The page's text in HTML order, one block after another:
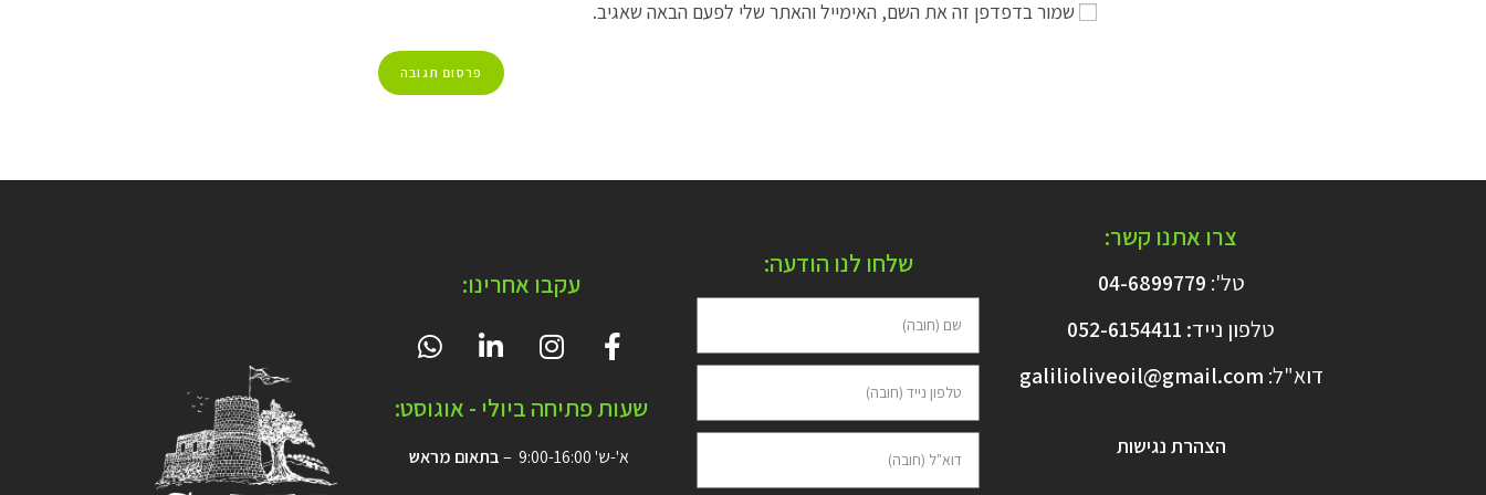
שמור בדפדפן זה את השם, האימייל והאתר שלי לפעם הבאה שאגיב.
צרו אתנו קשר:
טל': 04-6899779
טלפון נייד:
052-6154411
דוא"ל: galilioliveoil@gmail.com​
הצהרת נגישות
שלחו לנו הודעה:
עקבו אחרינו:
שעות פתיחה ביולי - אוגוסט:
א'-ש' 9:00-16:00 – בתאום מראש